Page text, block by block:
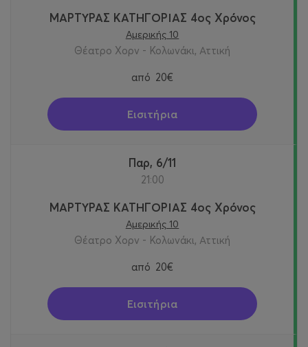
ΜΑΡΤΥΡΑΣ ΚΑΤΗΓΟΡΙΑΣ 4ος Χρόνος
Αμερικής 10
Θέατρο Χορν - Κολωνάκι, Αττική
από 20€
Εισιτήρια
Παρ, 6/11
21:00
ΜΑΡΤΥΡΑΣ ΚΑΤΗΓΟΡΙΑΣ 4ος Χρόνος
Αμερικής 10
Θέατρο Χορν - Κολωνάκι, Αττική
από 20€
Εισιτήρια